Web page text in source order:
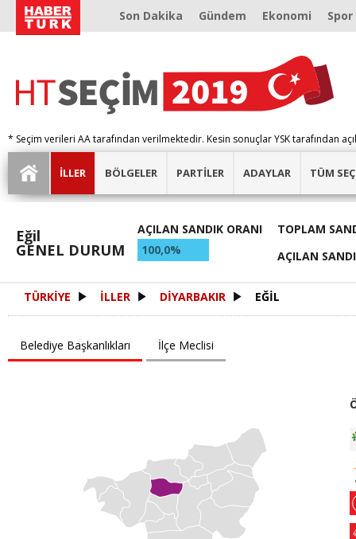
Son Dakika Gündem Ekonomi Spor
* Seçim verileri AA tarafından verilmektedir. Kesin sonuçlar YSK tarafından
İLLER BÖLGELER PARTİLER ADAYLAR TÜM
Eğil
GENEL DURUM
AÇILAN SANDIK ORANI
100,0%
TOPLAM
AÇILAN
TÜRKİYE İLLER DİYARBAKIR EĞİL
Belediye Başkanlıkları İlçe Meclisi